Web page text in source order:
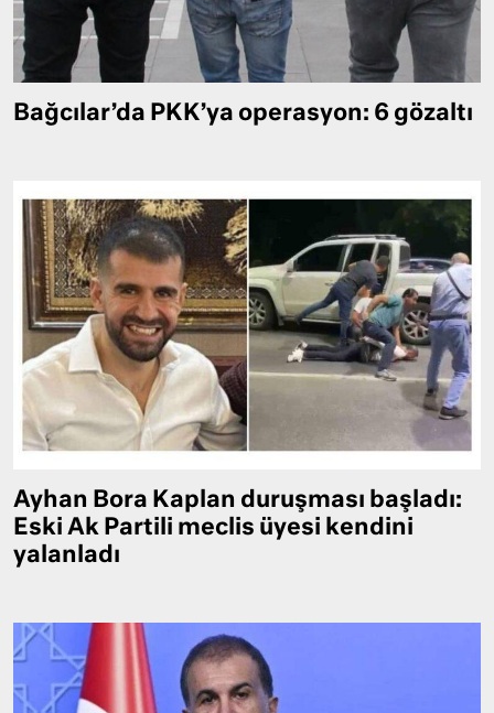
Bağcılar’da PKK’ya operasyon: 6 gözaltı
Ayhan Bora Kaplan duruşması başladı:
Eski Ak Partili meclis üyesi kendini
yalanladı